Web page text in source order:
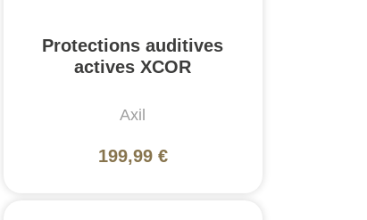
Protections auditives
actives XCOR
Axil
199,99 €